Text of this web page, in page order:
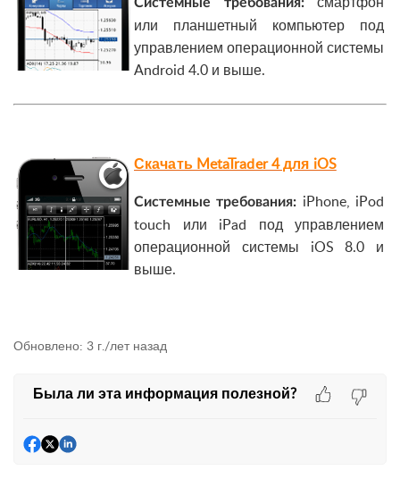
или планшетный компьютер под
управлением операционной системы
Android 4.0 и выше.
Скачать MetaTrader 4 для iOS
Системные требования: iPhone, iPod
touch или iPad под управлением
операционной системы iOS 8.0 и
выше.
Обновлено: 3 г./лет назад
Была ли эта информация полезной?